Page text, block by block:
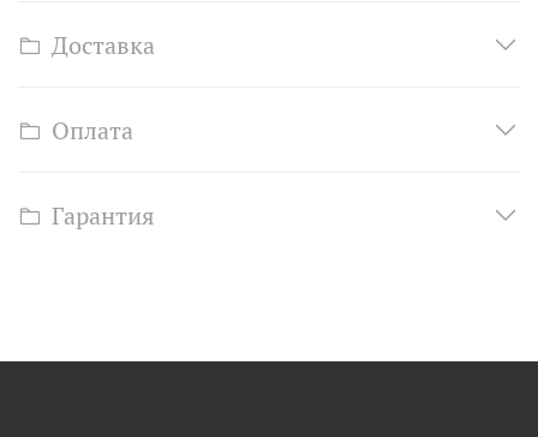
Доставка
Оплата
Гарантия